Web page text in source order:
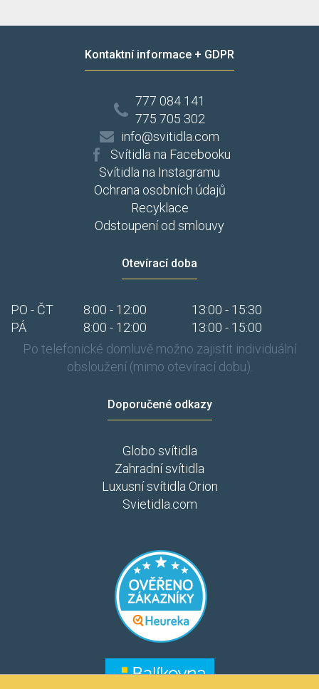
Kontaktní informace + GDPR
777 084 141
775 705 302
info@svitidla.com
Svítidla na Facebooku
Svítidla na Instagramu
Ochrana osobních údajů
Recyklace
Odstoupení od smlouvy
Otevírací doba
PO - ČT 8:00 - 12:00
13:00 - 15:30
PÁ
8:00 - 12:00
13:00 - 15:00
Po telefonické domluvě možno zajistit individuální
obsloužení (mimo otevírací dobu).
Doporučené odkazy
Globo svítidla
Zahradní svítidla
Luxusní svítidla Orion
Svietidla.com